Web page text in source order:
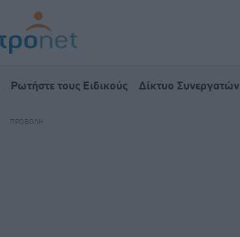
Ρωτήστε τους Ειδικούς Δίκτυο Συνεργατών